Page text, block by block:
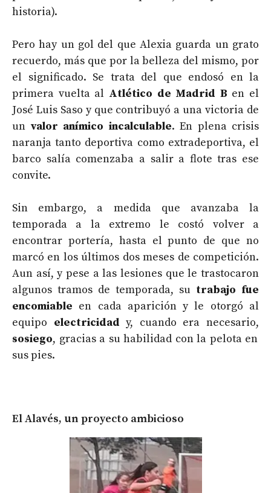
historia).
Pero hay un gol del que Alexia guarda un grato
recuerdo, más que por la belleza del mismo, por
el significado. Se trata del que endosó en la
primera vuelta al Atlético de Madrid B en el
José Luis Saso y que contribuyó a una victoria de
un valor anímico incalculable. En plena crisis
naranja tanto deportiva como extradeportiva, el
barco salía comenzaba a salir a flote tras ese
convite.
Sin embargo, a medida que avanzaba la
temporada a la extremo le costó volver a
encontrar portería, hasta el punto de que no
marcó en los últimos dos meses de competición.
Aun así, y pese a las lesiones que le trastocaron
algunos tramos de temporada, su trabajo fue
encomiable en cada aparición y le otorgó al
equipo electricidad y, cuando era necesario,
sosiego, gracias a su habilidad con la pelota en
sus pies.
El Alavés, un proyecto ambicioso